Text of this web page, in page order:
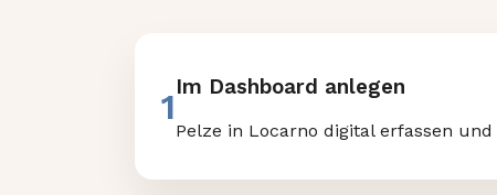
1Im Dashboard anlegen
Pelze in Locarno digital erfassen